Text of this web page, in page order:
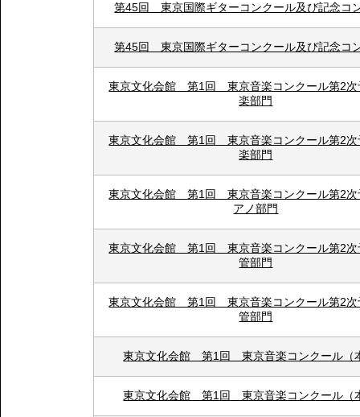
第45回 東京国際ギターコンクール及び記念コ
第45回 東京国際ギターコンクール及び記念コ
東京文化会館 第1回 東京音楽コンクール第2
楽部門
東京文化会館 第1回 東京音楽コンクール第2
楽部門
東京文化会館 第1回 東京音楽コンクール第2
アノ部門
東京文化会館 第1回 東京音楽コンクール第2
管部門
東京文化会館 第1回 東京音楽コンクール第2
管部門
東京文化会館 第1回 東京音楽コンクール（
東京文化会館 第1回 東京音楽コンクール（